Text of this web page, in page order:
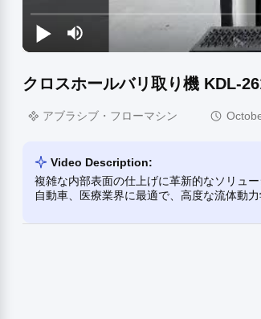
クロスホールバリ取り機 KDL-
アブラシブ・フローマシン
Video Description:
複雑な内部表面の仕上げに革新的なソリュ
自動車、医療業界に最適で、高度な流体動